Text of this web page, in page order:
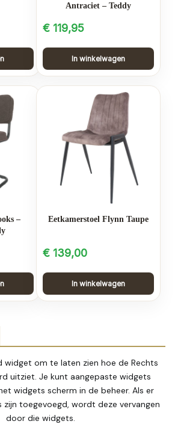
Antraciet – Teddy
€119,95
In winkelwagen
–
Eetkamerstoel Flynn Taupe
€139,00
In winkelwagen
widget om te laten zien hoe de Rechts
uitziet. Je kunt aangepaste widgets
widgets scherm in de beheer. Als er
zijn toegevoegd, wordt deze vervangen
door die widgets.